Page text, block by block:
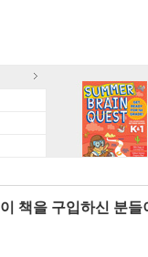
이 책을 구입하신 분